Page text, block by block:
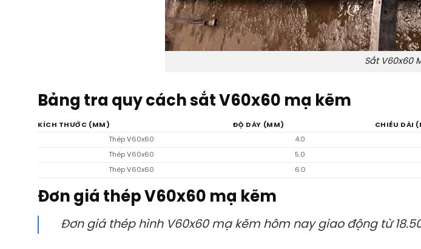
Sắt V60x60
Bảng tra quy cách sắt V60x60 mạ kẽm
KÍCH THƯỚC (MM) ĐỘ DÀY (MM) CHIỀU DÀI
Thép V60x60
4.0
Thép V60x60 5.0
Thép V60x60 6.0
Đơn giá thép V60x60 mạ kẽm
Đơn giá thép hình V60x60 mạ kẽm hôm nay giao động từ